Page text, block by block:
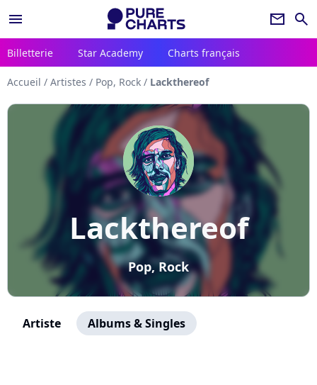
menu newsletter search
Billetterie Star Academy Charts français
Accueil / Artistes / Pop, Rock / Lackthereof
Lackthereof
Pop, Rock
Artiste Albums & Singles